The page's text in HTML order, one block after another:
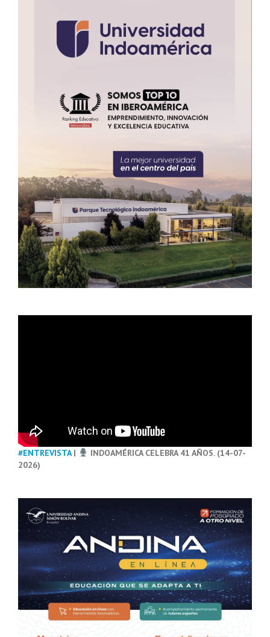
#ENTREVISTA|
INDOAMÉRICA CELEBRA 41 AÑOS. (14-07-
2026)